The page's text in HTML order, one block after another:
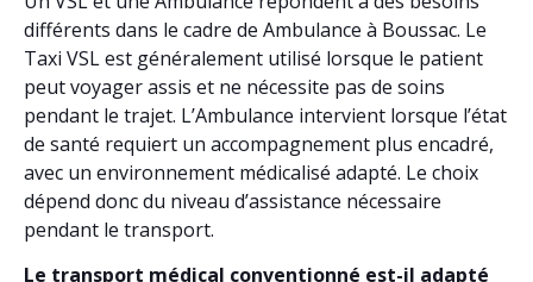
différents dans le cadre de Ambulance à Boussac. Le
Taxi VSL est généralement utilisé lorsque le patient
peut voyager assis et ne nécessite pas de soins
pendant le trajet. L’Ambulance intervient lorsque l’état
de santé requiert un accompagnement plus encadré,
avec un environnement médicalisé adapté. Le choix
dépend donc du niveau d’assistance nécessaire
pendant le transport.
Le transport médical conventionné est-il adapté